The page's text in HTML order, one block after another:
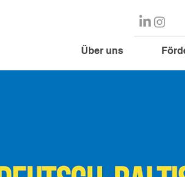
Über uns